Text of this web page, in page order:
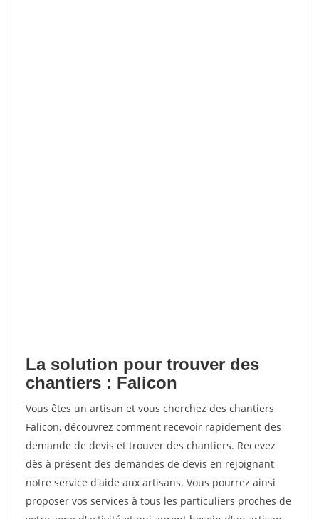
La solution pour trouver des
chantiers : Falicon
Vous êtes un artisan et vous cherchez des chantiers
Falicon, découvrez comment recevoir rapidement des
demande de devis et trouver des chantiers. Recevez
dès à présent des demandes de devis en rejoignant
notre service d'aide aux artisans. Vous pourrez ainsi
proposer vos services à tous les particuliers proches de